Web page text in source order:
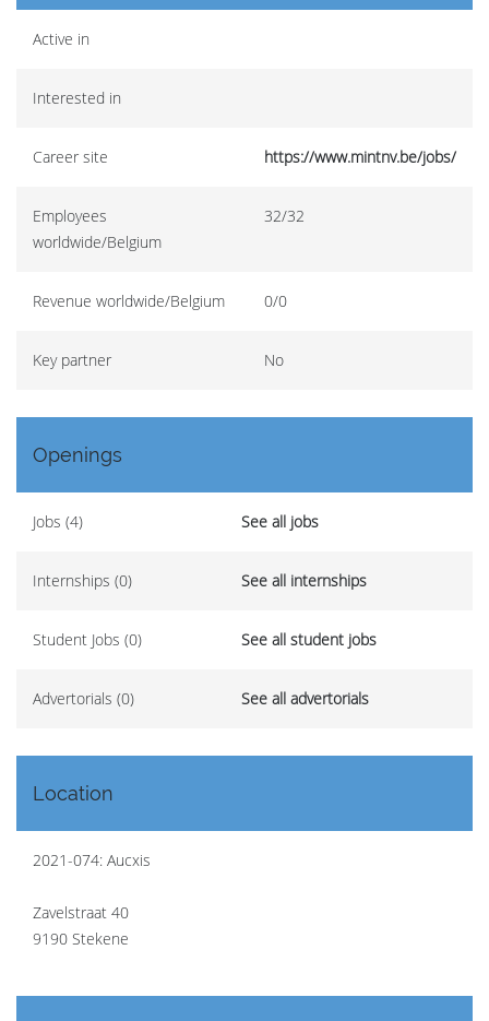
Active in
Interested in
Career site https://www.mintnv.be/jobs/
Employees
worldwide/Belgium
32/32
Revenue worldwide/Belgium 0/0
Key partner No
Openings
Jobs (4) See all jobs
Internships (0) See all internships
Student Jobs (0) See all student jobs
Advertorials (0) See all advertorials
Location
2021-074: Aucxis
Zavelstraat 40
9190 Stekene